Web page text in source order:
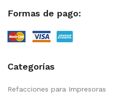
Formas de pago:
Categorías
Refacciones para Impresoras